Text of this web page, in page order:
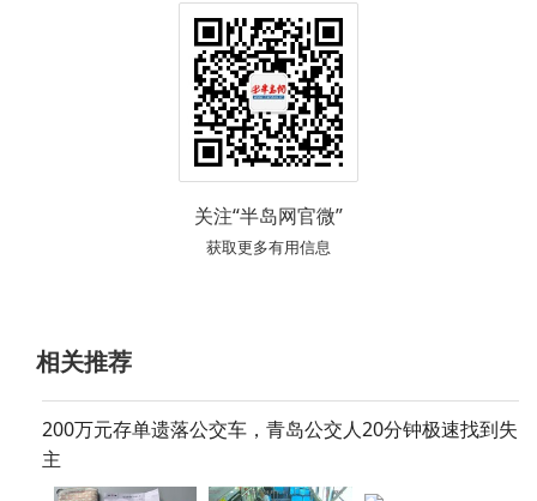
关注“半岛网官微”
获取更多有用信息
相关推荐
200万元存单遗落公交车，青岛公交人20分钟极速找到失
主